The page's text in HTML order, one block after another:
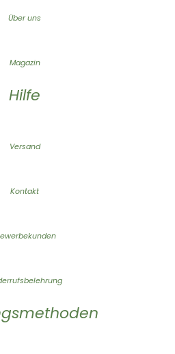
Über uns
Magazin
Hilfe
Versand
Kontakt